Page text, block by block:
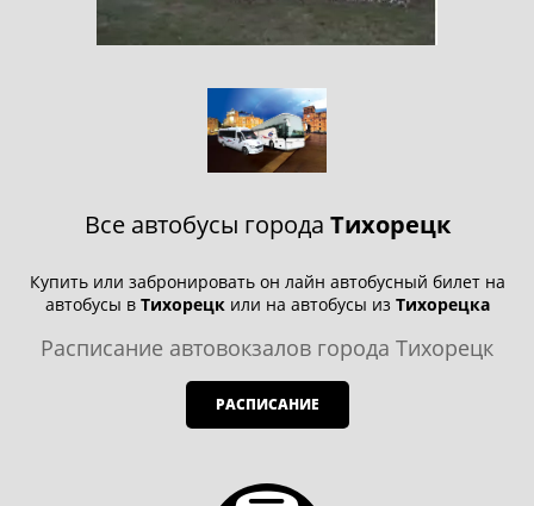
Все автобусы города Тихорецк
Купить или забронировать он лайн автобусный билет на
автобусы в Тихорецк или на автобусы из Тихорецка
Расписание автовокзалов города Тихорецк
РАСПИСАНИЕ